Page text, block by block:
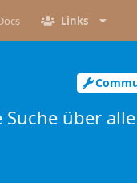
Links
Suche über